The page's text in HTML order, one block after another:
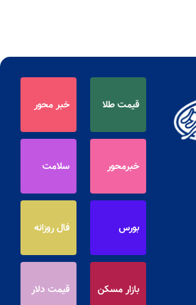
قیمت طلا خبر محور
خبرمحور سلامت
بورس فال روزانه
بازار مسکن قیمت دلار